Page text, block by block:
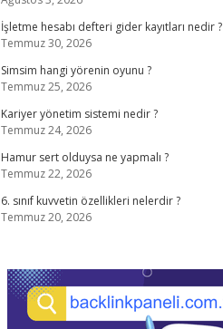
İşletme hesabı defteri gider kayıtları nedir ?
Temmuz 30, 2026
Simsim hangi yörenin oyunu ?
Temmuz 25, 2026
Kariyer yönetim sistemi nedir ?
Temmuz 24, 2026
Hamur sert olduysa ne yapmalı ?
Temmuz 22, 2026
6. sınıf kuvvetin özellikleri nelerdir ?
Temmuz 20, 2026